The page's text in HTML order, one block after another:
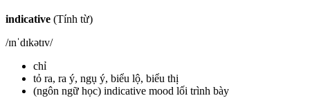
indicative (Tính từ)
/ɪnˈdɪkətɪv/
chỉ
tỏ ra, ra ý, ngụ ý, biểu lộ, biểu thị
(ngôn ngữ học) indicative mood lối trình bày